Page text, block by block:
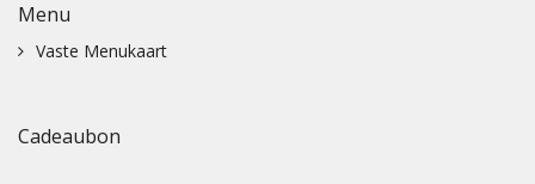
Menu
Vaste Menukaart
Cadeaubon